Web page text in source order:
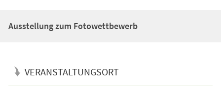
Ausstellung zum Fotowettbewerb
VERANSTALTUNGSORT